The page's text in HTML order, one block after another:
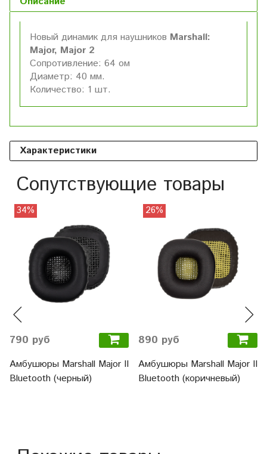
Новый динамик для наушников Marshall:
Major, Major 2
Сопротивление: 64 ом
Диаметр: 40 мм.
Количество: 1 шт.
Характеристики
Сопутствующие товары
34%
790 руб
Амбушюры Marshall Major II
Bluetooth (черный)
26%
890 руб
Амбушюры Marshall Major II
Bluetooth (коричневый)